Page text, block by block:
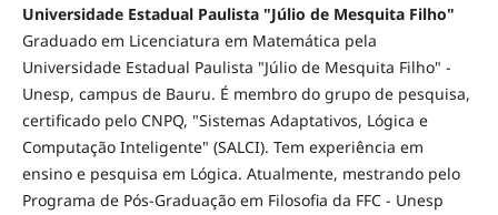
Universidade Estadual Paulista "Júlio de Mesquita Filho"
Graduado em Licenciatura em Matemática pela
Universidade Estadual Paulista "Júlio de Mesquita Filho" -
Unesp, campus de Bauru. É membro do grupo de pesquisa,
certificado pelo CNPQ, "Sistemas Adaptativos, Lógica e
Computação Inteligente" (SALCI). Tem experiência em
ensino e pesquisa em Lógica. Atualmente, mestrando pelo
Programa de Pós-Graduação em Filosofia da FFC - Unesp